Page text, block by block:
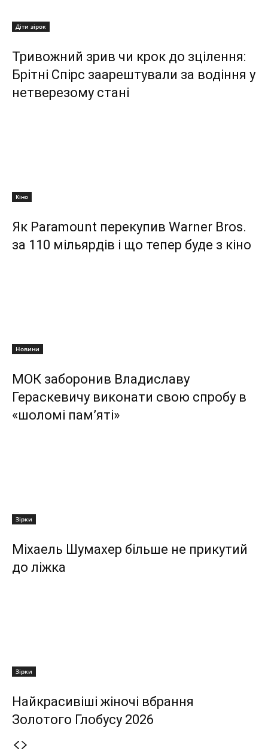
Діти зірок
Тривожний зрив чи крок до зцілення:
Брітні Спірс заарештували за водіння у
нетверезому стані
Кіно
Як Paramount перекупив Warner Bros.
за 110 мільярдів і що тепер буде з кіно
Новини
МОК заборонив Владиславу
Гераскевичу виконати свою спробу в
«шоломі пам’яті»
Зірки
Міхаель Шумахер більше не прикутий
до ліжка
Зірки
Найкрасивіші жіночі вбрання
Золотого Глобусу 2026